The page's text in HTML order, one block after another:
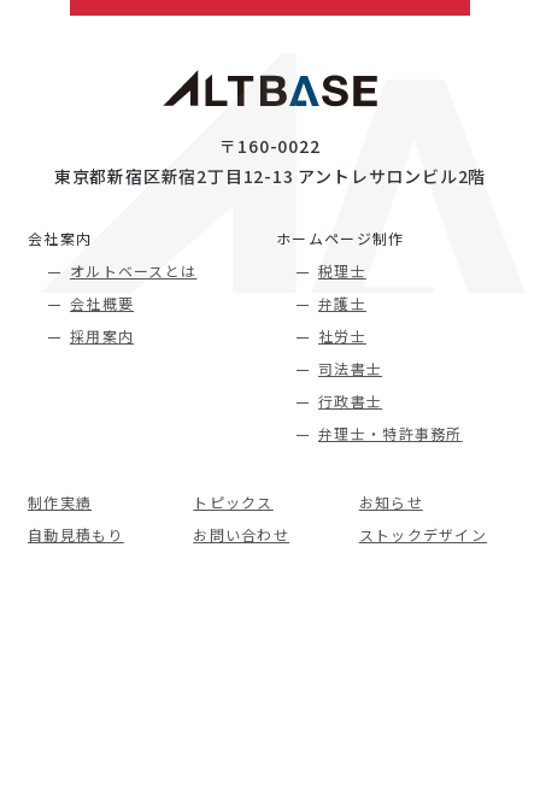
〒160-0022
東京都新宿区新宿2丁目12-13 アントレサロンビル2階
会社案内
オルトベースとは
会社概要
採用案内
ホームページ制作
税理士
弁護士
社労士
司法書士
行政書士
弁理士・特許事務所
制作実績 トピックス
お知らせ
自動見積もり
お問い合わせ ストックデザイン